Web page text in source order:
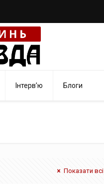
Інтерв’ю Блоги
Показати всі